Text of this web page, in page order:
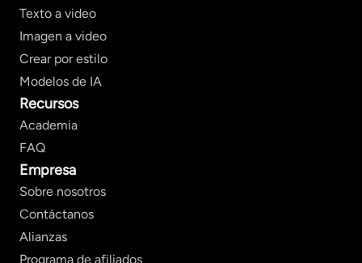
Texto a video
Imagen a video
Crear por estilo
Modelos de IA
Recursos
Academia
FAQ
Empresa
Sobre nosotros
Contáctanos
Alianzas
Programa de afiliados